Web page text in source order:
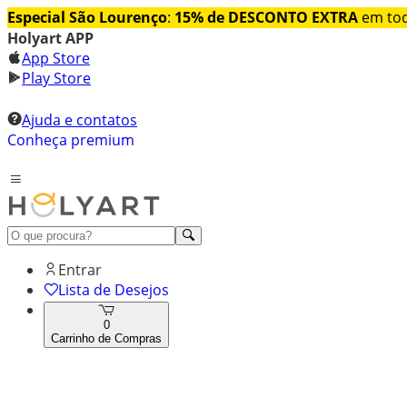
Especial São Lourenço: 15% de DESCONTO EXTRA em
Holyart APP
App Store
Play Store
Ajuda e contatos
Conheça premium
Entrar
Lista de Desejos
0
Carrinho de Compras